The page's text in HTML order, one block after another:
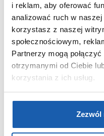
i reklam, aby oferować
analizować ruch w
korzystasz z naszej
społecznościowym,
Partnerzy mogą
otrzymanymi od Ciebie
korzystania z ich usług.
Zezwól
GRUPA ZIBI
Historia
Misja, wizja i wartości
Ważne daty
Kariera
Zegarki
SZANOWNA
Używamy plików
statystycznych i
ruch w tej witrynie,